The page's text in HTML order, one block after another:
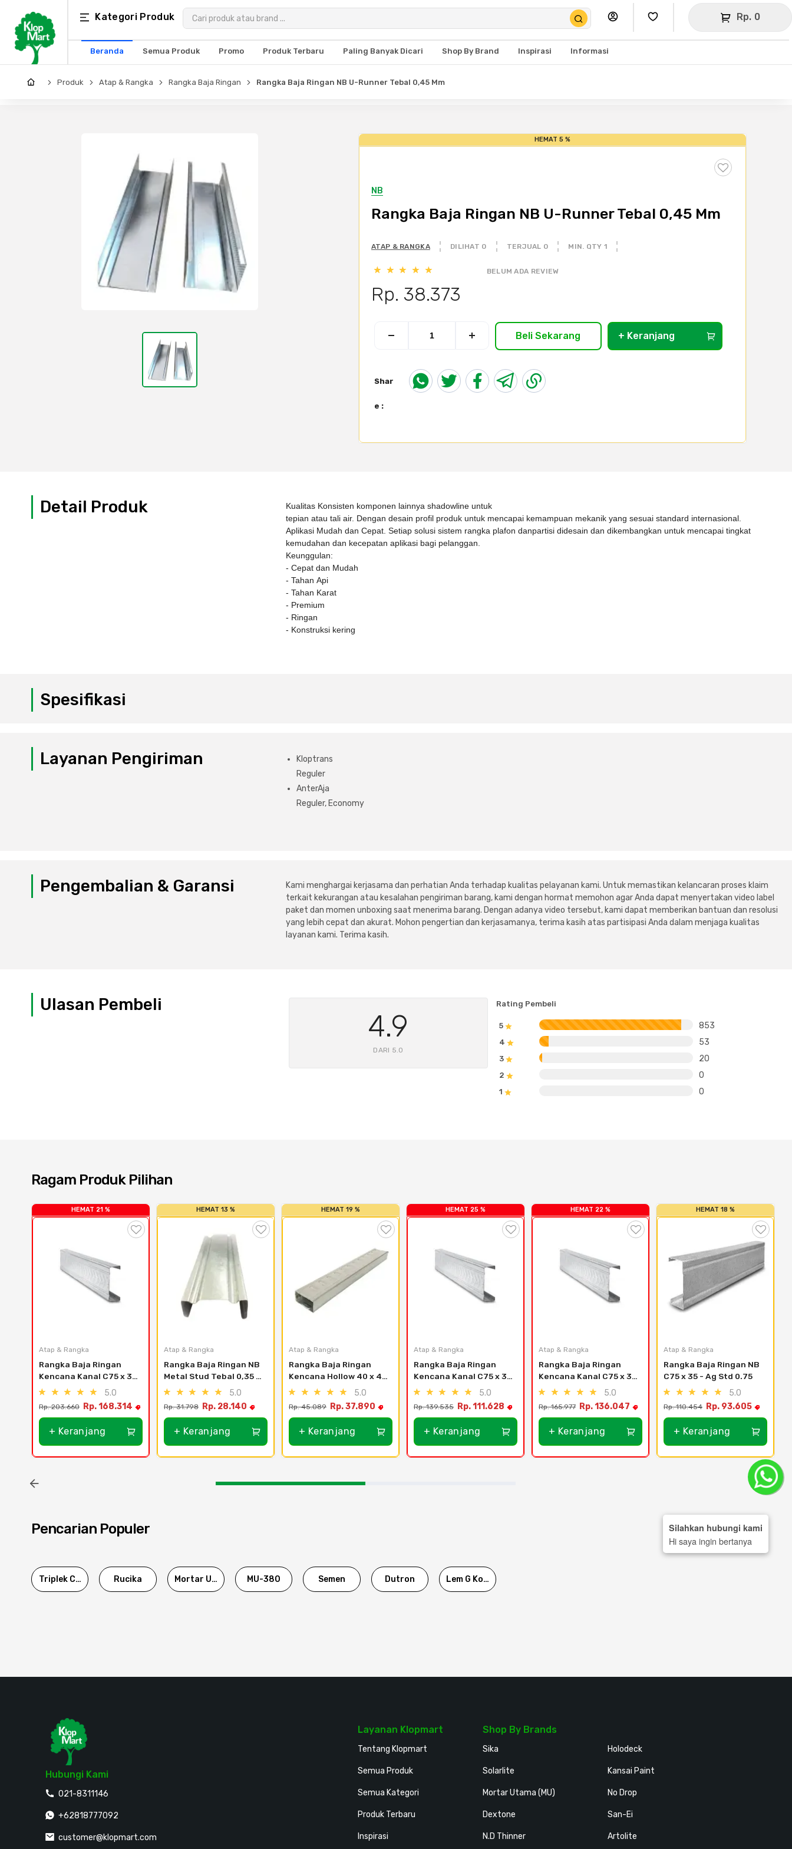
Kategori Produk Rp. 0
Beranda Semua Produk Promo Produk Terbaru Paling Banyak Dicari Shop By Brand Inspirasi Informasi
Kategori
Produk
Arsitektur
Produk Atap & Rangka Rangka Baja Ringan Rangka Baja Ringan NB U-Runner Tebal 0,45 Mm
HEMAT 5 %
NB
Rangka Baja Ringan NB U-Runner Tebal 0,45 Mm
ATAP & RANGKA DILIHAT 0 TERJUAL 0 MIN. QTY 1
BELUM ADA REVIEW
Rp. 38.373
Beli Sekarang + Keranjang
Shar
e :
Detail Produk
Kualitas Konsisten komponen lainnya shadowline untuk
tepian atau tali air. Dengan desain profil produk untuk mencapai kemampuan mekanik yang sesuai standard internasional.
Aplikasi Mudah dan Cepat. Setiap solusi sistem rangka plafon danpartisi didesain dan dikembangkan untuk mencapai tingkat
kemudahan dan kecepatan aplikasi bagi pelanggan.
Keunggulan:
- Cepat dan Mudah
- Tahan Api
- Tahan Karat
- Premium
- Ringan
- Konstruksi kering
Spesifikasi
Layanan Pengiriman
Kloptrans
Reguler
AnterAja
Reguler, Economy
Pengembalian & Garansi
Kami menghargai kerjasama dan perhatian Anda terhadap kualitas pelayanan kami. Untuk memastikan kelancaran proses klaim
terkait kekurangan atau kesalahan pengiriman barang, kami dengan hormat memohon agar Anda dapat menyertakan video label
paket dan momen unboxing saat menerima barang. Dengan adanya video tersebut, kami dapat memberikan bantuan dan resolusi
yang lebih cepat dan akurat. Mohon pengertian dan kerjasamanya, terima kasih atas partisipasi Anda dalam menjaga kualitas
layanan kami. Terima kasih.
Ulasan Pembeli
4.9
DARI 5.0
Rating Pembeli
5 853
4 53
3 20
2 0
1 0
Ragam Produk Pilihan
HEMAT 21 %
Atap & Rangka
Rangka Baja Ringan
Kencana Kanal C75 x 35
- 1.00
5.0
Rp. 203.660 Rp. 168.314
+ Keranjang
HEMAT 13 %
Atap & Rangka
Rangka Baja Ringan NB
Metal Stud Tebal 0,35
mm
5.0
Rp. 31.798 Rp. 28.140
+ Keranjang
HEMAT 19 %
Atap & Rangka
Rangka Baja Ringan
Kencana Hollow 40 x 40
- T 0.3
5.0
Rp. 45.089 Rp. 37.890
+ Keranjang
HEMAT 25 %
Atap & Rangka
Rangka Baja Ringan
Kencana Kanal C75 x 35
- 0.70
5.0
Rp. 139.535 Rp. 111.628
+ Keranjang
HEMAT 22 %
Atap & Rangka
Rangka Baja Ringan
Kencana Kanal C75 x 35
- 0.85
5.0
Rp. 165.977 Rp. 136.047
+ Keranjang
HEMAT 18 %
Atap & Rangka
Rangka Baja Ringan NB
C75 x 35 - Ag Std 0.75
5.0
Rp. 110.454 Rp. 93.605
+ Keranjang
Pencarian Populer
Triplek Cor Rucika Mortar Utama MU-380 Semen Dutron Lem G Korea
Hubungi Kami
021-8311146
+62818777092
customer@klopmart.com
Layanan Klopmart
Tentang Klopmart
Semua Produk
Semua Kategori
Produk Terbaru
Inspirasi
Shop By Brands
Sika
Solarlite
Mortar Utama (MU)
Dextone
N.D Thinner
Holodeck
Kansai Paint
No Drop
San-Ei
Artolite
Silahkan hubungi kami
Hi saya ingin bertanya